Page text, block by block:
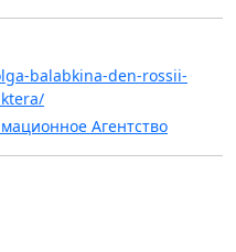
balabkina-den-rossii-
Агентство